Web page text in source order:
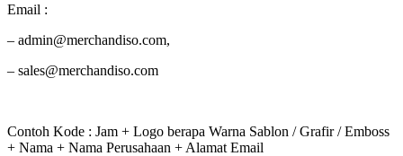
Email :
– admin@merchandiso.com,
– sales@merchandiso.com
Contoh Kode : Jam + Logo berapa Warna Sablon / Grafir / Emboss
+ Nama + Nama Perusahaan + Alamat Email